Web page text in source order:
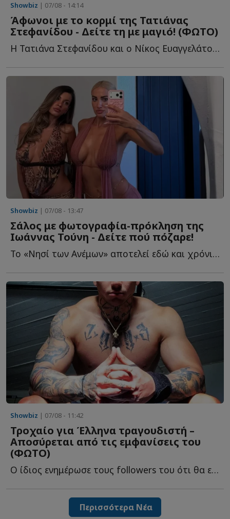
Showbiz | 07/08 - 14:14
Άφωνοι με το κορμί της Τατιάνας
Στεφανίδου - Δείτε τη με μαγιό! (ΦΩΤΟ)
Η Τατιάνα Στεφανίδου και ο Νίκος Ευαγγελάτος απολαμβάνουν τ...
Showbiz | 07/08 - 13:47
Σάλος με φωτογραφία-πρόκληση της
Ιωάννας Τούνη - Δείτε πού πόζαρε!
Το «Νησί των Ανέμων» αποτελεί εδώ και χρόνια έναν από τ...
Showbiz | 07/08 - 11:42
Τροχαίο για Έλληνα τραγουδιστή –
Αποσύρεται από τις εμφανίσεις του
(ΦΩΤΟ)
Ο ίδιος ενημέρωσε τους followers του ότι θα επιστρέψει στις ε...
Περισσότερα Νέα